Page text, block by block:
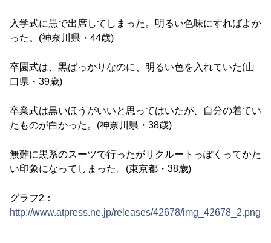
入学式に黒で出席してしまった。明るい色味にすればよか
った。(神奈川県・44歳)
卒園式は、黒ばっかりなのに、明るい色を入れていた(山
口県・39歳)
卒業式は黒いほうがいいと思ってはいたが、自分の着てい
たものが白かった。(神奈川県・38歳)
無難に黒系のスーツで行ったがリクルートっぽくってかた
い印象になってしまった。(東京都・38歳)
グラフ2：
http://www.atpress.ne.jp/releases/42678/img_42678_2.png